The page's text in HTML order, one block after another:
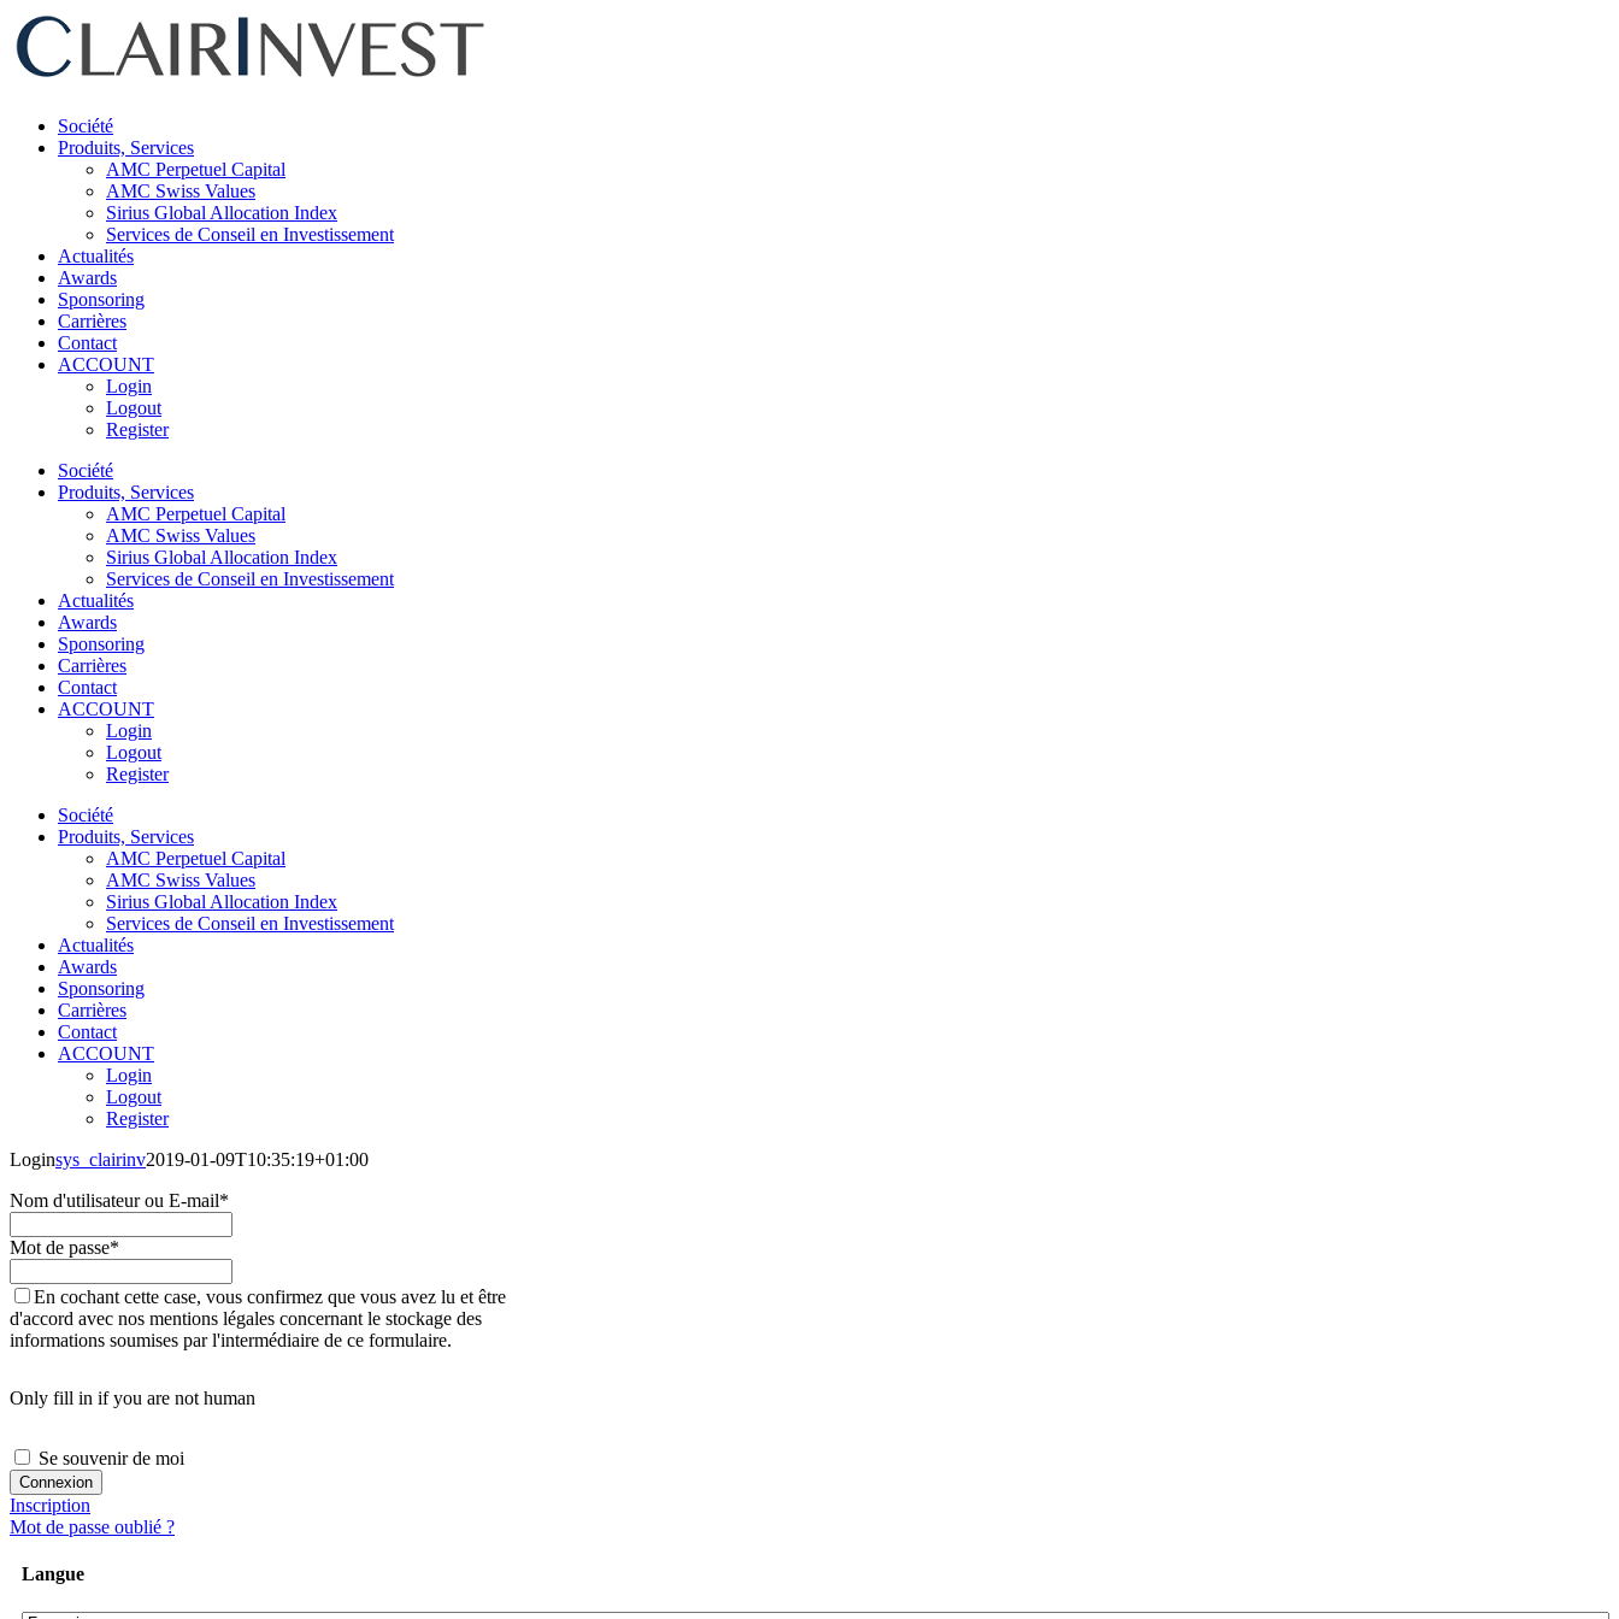
Passer
au
contenu
Société
Produits, Services
AMC Perpetuel Capital
AMC Swiss Values
Sirius Global Allocation Index
Services de Conseil en Investissement
Actualités
Awards
Sponsoring
Carrières
Contact
ACCOUNT
Login
Logout
Register
Société
Produits, Services
AMC Perpetuel Capital
AMC Swiss Values
Sirius Global Allocation Index
Services de Conseil en Investissement
Actualités
Awards
Sponsoring
Carrières
Contact
ACCOUNT
Login
Logout
Register
Société
Produits, Services
AMC Perpetuel Capital
AMC Swiss Values
Sirius Global Allocation Index
Services de Conseil en Investissement
Actualités
Awards
Sponsoring
Carrières
Contact
ACCOUNT
Login
Logout
Register
Loginsys_clairinv2019-01-09T10:35:19+01:00
Nom d'utilisateur ou E-mail*
Mot de passe*
En cochant cette case, vous confirmez que vous avez lu et être
d'accord avec nos mentions légales concernant le stockage des
informations soumises par l'intermédiaire de ce formulaire.
Only fill in if you are not human
Se souvenir de moi
Inscription
Mot de passe oublié ?
Langue